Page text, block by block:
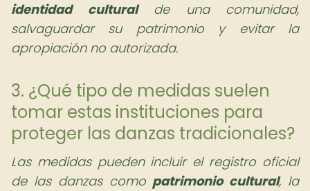
identidad culturalde una comunidad,
salvaguardar su patrimonio y evitar la
apropiación no autorizada.
3. ¿Qué tipo de medidas suelen
tomar estas instituciones para
proteger las danzas tradicionales?
Las medidas pueden incluir el registro oficial
de las danzas como patrimonio cultural, la